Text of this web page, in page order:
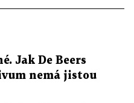
Jak De Beers
nemá jistou